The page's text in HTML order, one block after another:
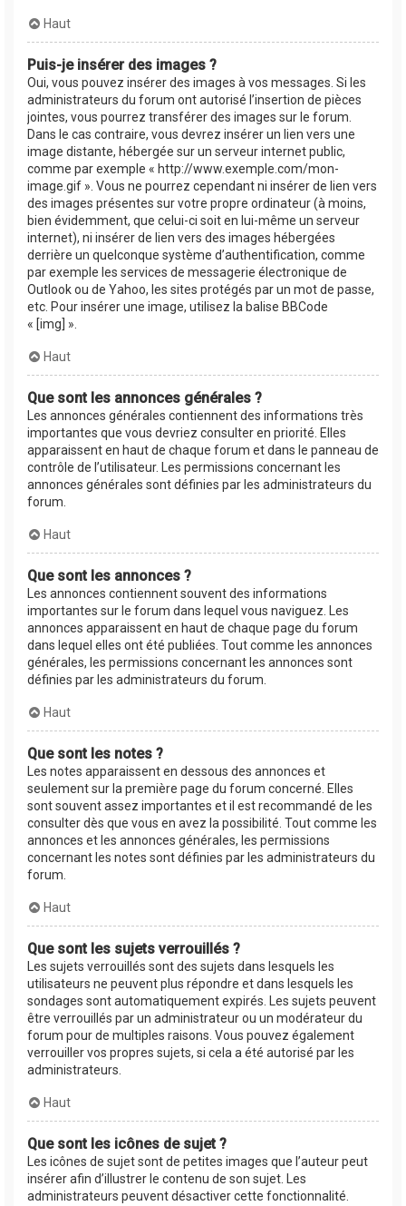
Haut
Puis-je insérer des images ?
Oui, vous pouvez insérer des images à vos messages. Si les
administrateurs du forum ont autorisé l’insertion de pièces
jointes, vous pourrez transférer des images sur le forum.
Dans le cas contraire, vous devrez insérer un lien vers une
image distante, hébergée sur un serveur internet public,
comme par exemple « http://www.exemple.com/mon-
image.gif ». Vous ne pourrez cependant ni insérer de lien vers
des images présentes sur votre propre ordinateur (à moins,
bien évidemment, que celui-ci soit en lui-même un serveur
internet), ni insérer de lien vers des images hébergées
derrière un quelconque système d’authentification, comme
par exemple les services de messagerie électronique de
Outlook ou de Yahoo, les sites protégés par un mot de passe,
etc. Pour insérer une image, utilisez la balise BBCode
« [img] ».
Haut
Que sont les annonces générales ?
Les annonces générales contiennent des informations très
importantes que vous devriez consulter en priorité. Elles
apparaissent en haut de chaque forum et dans le panneau de
contrôle de l’utilisateur. Les permissions concernant les
annonces générales sont définies par les administrateurs du
forum.
Haut
Que sont les annonces ?
Les annonces contiennent souvent des informations
importantes sur le forum dans lequel vous naviguez. Les
annonces apparaissent en haut de chaque page du forum
dans lequel elles ont été publiées. Tout comme les annonces
générales, les permissions concernant les annonces sont
définies par les administrateurs du forum.
Haut
Que sont les notes ?
Les notes apparaissent en dessous des annonces et
seulement sur la première page du forum concerné. Elles
sont souvent assez importantes et il est recommandé de les
consulter dès que vous en avez la possibilité. Tout comme les
annonces et les annonces générales, les permissions
concernant les notes sont définies par les administrateurs du
forum.
Haut
Que sont les sujets verrouillés ?
Les sujets verrouillés sont des sujets dans lesquels les
utilisateurs ne peuvent plus répondre et dans lesquels les
sondages sont automatiquement expirés. Les sujets peuvent
être verrouillés par un administrateur ou un modérateur du
forum pour de multiples raisons. Vous pouvez également
verrouiller vos propres sujets, si cela a été autorisé par les
administrateurs.
Haut
Que sont les icônes de sujet ?
Les icônes de sujet sont de petites images que l’auteur peut
insérer afin d’illustrer le contenu de son sujet. Les
administrateurs peuvent désactiver cette fonctionnalité.